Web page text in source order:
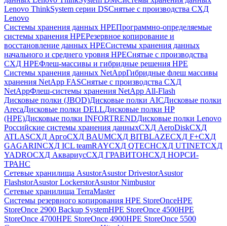
Lenovo ThinkSystem серии DSСнятые с производства СХД
Lenovo
Системы хранения данных HPEПрограммно-определяемые
системы хранения HPEРезервное копирование и
восстановление данных HPEСистемы хранения данных
начального и среднего уровня HPEСнятые с производства
СХД HPEФлеш-массивы и гибридные решения HPE
Cистемы хранения данных NetAppГибридные флеш массивы
хранения NetApp FASСнятые с производства СХД
NetAppФлеш-системы хранения NetApp All-Flash
Дисковые полки (JBOD)Дисковые полки AICДисковые полки
ArecaДисковые полки DELLДисковые полки HP
(HPE)Дисковые полки INFORTRENDДисковые полки Lenovo
Российские системы хранения данныхСХД AeroDiskСХД
ATLASСХД AргоСХД BAUMСХД BITBLAZEСХД F+СХД
GAGARINСХД ICL teamRAYСХД QTECHСХД UTINETСХД
YADROСХД АквариусСХД ГРАВИТОНСХД НОРСИ-
ТРАНС
Сетевые хранилища AsustorAsustor DrivestorAsustor
FlashstorAsustor LockerstorAsustor Nimbustor
Сетевые хранилища TerraMaster
Системы резервного копирования HPE StoreOnceHPE
StoreOnce 2900 Backup SystemHPE StoreOnce 4500HPE
StoreOnce 4700HPE StoreOnce 4900HPE StoreOnce 5500